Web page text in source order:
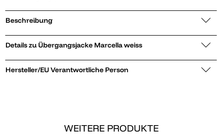
Beschreibung
Details zu Übergangsjacke Marcella weiss
Hersteller/EU Verantwortliche Person
WEITERE PRODUKTE